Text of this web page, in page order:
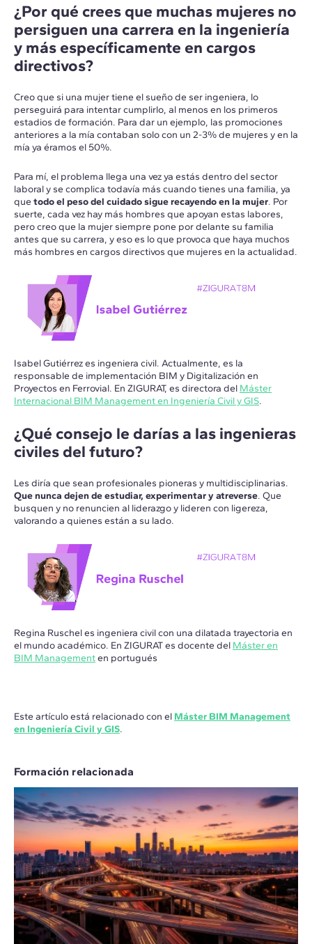
¿Por qué crees que muchas mujeres no
persiguen una carrera en la ingeniería
y más específicamente en cargos
directivos?
Creo que si una mujer tiene el sueño de ser ingeniera, lo
perseguirá para intentar cumplirlo, al menos en los primeros
estadios de formación. Para dar un ejemplo, las promociones
anteriores a la mía contaban solo con un 2-3% de mujeres y en la
mía ya éramos el 50%.
Para mí, el problema llega una vez ya estás dentro del sector
laboral y se complica todavía más cuando tienes una familia, ya
que todo el peso del cuidado sigue recayendo en la mujer. Por
suerte, cada vez hay más hombres que apoyan estas labores,
pero creo que la mujer siempre pone por delante su familia
antes que su carrera, y eso es lo que provoca que haya muchos
más hombres en cargos directivos que mujeres en la actualidad.
Isabel Gutiérrez es ingeniera civil. Actualmente, es la
responsable de implementación BIM y Digitalización en
Proyectos en Ferrovial. En ZIGURAT, es directora del Máster
Internacional BIM Management en Ingeniería Civil y GIS.
¿Qué consejo le darías a las ingenieras
civiles del futuro?
Les diría que sean profesionales pioneras y multidisciplinarias.
Que nunca dejen de estudiar, experimentar y atreverse. Que
busquen y no renuncien al liderazgo y lideren con ligereza,
valorando a quienes están a su lado.
Regina Ruschel es ingeniera civil con una dilatada trayectoria en
el mundo académico. En ZIGURAT es docente del Máster en
BIM Managementen portugués
Este artículo está relacionado con el Máster BIM Management
en Ingeniería Civil y GIS.
Formación relacionada